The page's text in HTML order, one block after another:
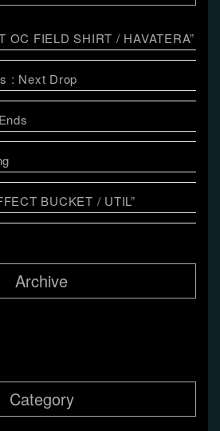
OC FIELD SHIRT / HAVATERA”
: Next Drop
BUCKET / UTIL”
Archive
Category